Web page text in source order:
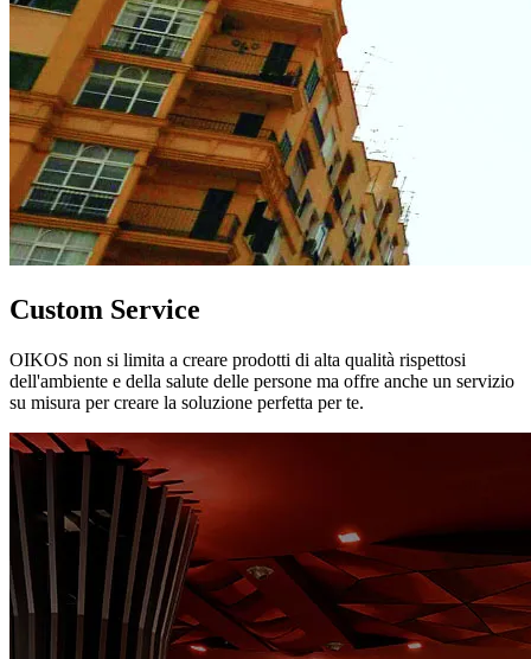
Custom Service
OIKOS non si limita a creare prodotti di alta qualità rispettosi
dell'ambiente e della salute delle persone ma offre anche un servizio
su misura per creare la soluzione perfetta per te.